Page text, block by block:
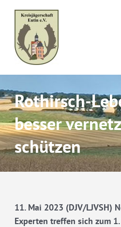
content
Rothirsch-
besser
schützen
11. Mai 2023 (DJV/LJVSH)
Experten treffen sich zum